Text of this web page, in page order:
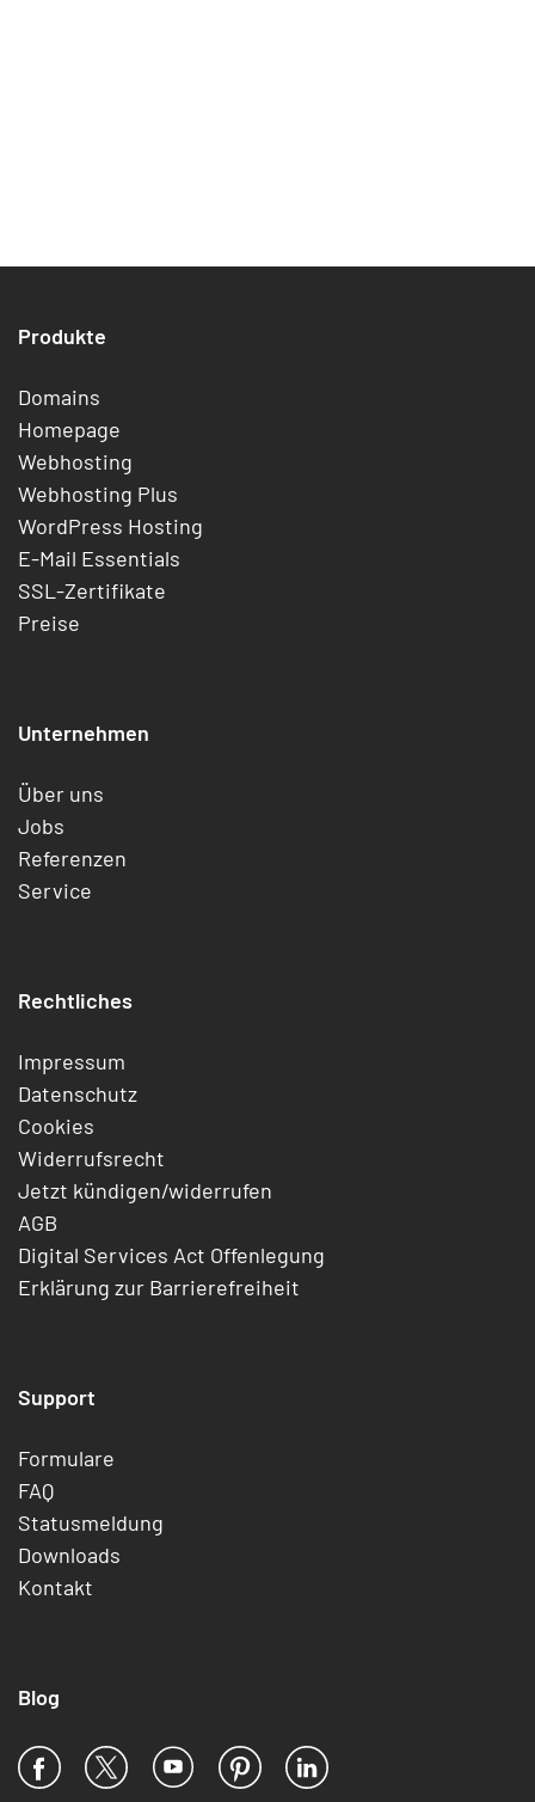
Produkte
Domains
Homepage
Webhosting
Webhosting Plus
WordPress Hosting
E-Mail Essentials
SSL-Zertifikate
Preise
Unternehmen
Über uns
Jobs
Referenzen
Service
Rechtliches
Impressum
Datenschutz
Cookies
Widerrufsrecht
Jetzt kündigen/widerrufen
AGB
Digital Services Act Offenlegung
Erklärung zur Barrierefreiheit
Support
Formulare
FAQ
Statusmeldung
Downloads
Kontakt
Blog
Facebook
X YouTubePinterestLinkedIn